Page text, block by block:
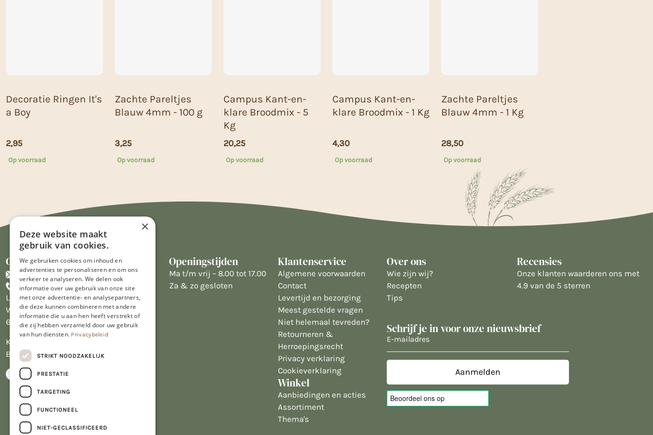
Decoratie Ringen It's
a Boy
2,95
Op voorraad
Zachte Pareltjes
Blauw 4mm - 100 g
3,25
Op voorraad
Campus Kant-en-
klare Broodmix - 5
Kg
20,25
Op voorraad
Campus Kant-en-
klare Broodmix - 1 Kg
4,30
Op voorraad
Zachte Pareltjes
Blauw 4mm - 1 Kg
28,50
Op voorraad
Contact
info@limburgsbakwinkeltje.nl
+31455226693
Limburgs Bakwinkeltje
Wijngaardsweg 16
6412 PJ Heerlen
KVK 14069470
BTW NL809913914.B01
Openingstijden
Ma t/m vrij – 8.00 tot 17.00
Za & zo gesloten
Klantenservice
Algemene voorwaarden
Contact
Levertijd en bezorging
Meest gestelde vragen
Niet helemaal tevreden?
Retourneren &
Herroepingsrecht
Privacy verklaring
Cookieverklaring
Winkel
Aanbiedingen en acties
Assortiment
Thema's
Over ons
Wie zijn wij?
Recepten
Tips
Recensies
Onze klanten waarderen ons met
4.9 van de 5 sterren
Schrijf je in voor onze nieuwsbrief
E-
mailadres
×
Deze website maakt
gebruik van cookies.
We gebruiken cookies om inhoud en
advertenties te personaliseren en om ons
verkeer te analyseren. We delen ook
informatie over uw gebruik van onze site
met onze advertentie- en analysepartners,
die deze kunnen combineren met andere
informatie die u aan hen heeft verstrekt of
die zij hebben verzameld door uw gebruik
van hun diensten. Privacybeleid
STRIKT NOODZAKELIJK
PRESTATIE
TARGETING
FUNCTIONEEL
NIET-GECLASSIFICEERD